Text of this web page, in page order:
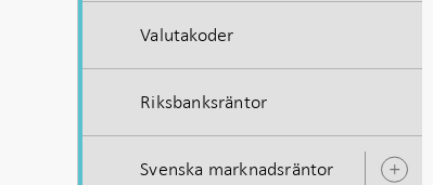
Valutakoder
Riksbanksräntor
Svenska marknadsräntor